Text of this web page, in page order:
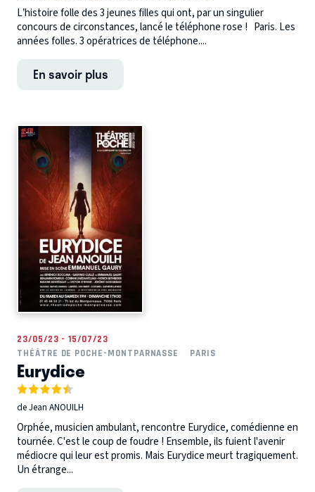
L’histoire folle des 3 jeunes filles qui ont, par un singulier
concours de circonstances, lancé le téléphone rose ! Paris. Les
années folles. 3 opératrices de téléphone....
En savoir plus
23/05/23 - 15/07/23
THÉÂTRE DE POCHE-MONTPARNASSE
PARIS
Eurydice
de Jean ANOUILH
Orphée, musicien ambulant, rencontre Eurydice, comédienne en
tournée. C'est le coup de foudre ! Ensemble, ils fuient l'avenir
médiocre qui leur est promis. Mais Eurydice meurt tragiquement.
Un étrange...